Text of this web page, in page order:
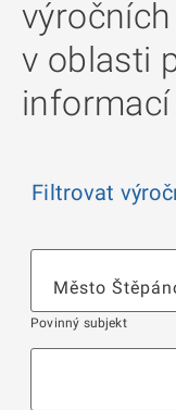
v oblasti
Filtrovat
Povinný subjekt